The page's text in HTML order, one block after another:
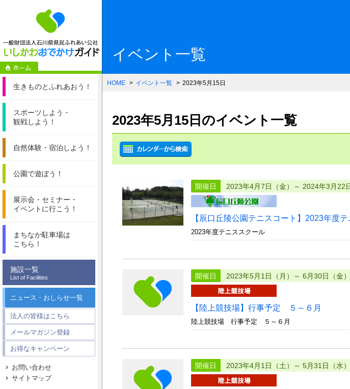
一般財団法人石川県県民ふれ
生きものとふれあおう！
スポーツしよう・
観戦しよう！
自然体験・ 宿泊しよう！
公園で遊ぼう！
展示会・セミナー・
イベントに行こう！
まちなか駐車場は
こちら！
施設一覧
List of Facilities
ニュース・おしらせ一覧
法人の皆様はこちら
メールマガジン登録
お得なキャンペーン
お問い合わせ
サイトマップ
イベント一覧
HOME イベント一覧 2023年5月15日
2023年5月15日のイベント一覧
開催日 2023年4月7日（金）～ 2024年3月22
【辰口丘陵公園テニスコート】2023年度
2023年度テニススクール
開催日 2023年5月1日（月）～ 6月30日（金）
【陸上競技場】行事予定 ５～６月
陸上競技場 行事予定 ５～６月
開催日 2023年4月1日（土）～ 5月31日（水）